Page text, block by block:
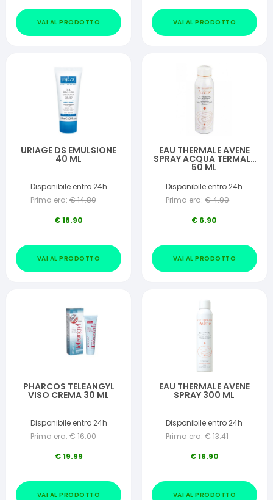
VAI AL PRODOTTO VAI AL PRODOTTO
URIAGE DS EMULSIONE
40 ML
Disponibile entro 24h
Prima era: €14.80
€18.90
VAI AL PRODOTTO
EAU THERMALE AVENE
SPRAY ACQUA TERMALE
50 ML
Disponibile entro 24h
Prima era: €4.90
€ 6.90
VAI AL PRODOTTO
PHARCOS TELEANGYL
VISO CREMA 30 ML
Disponibile entro 24h
Prima era: €16.00
€19.99
VAI AL PRODOTTO
EAU THERMALE AVENE
SPRAY 300 ML
Disponibile entro 24h
Prima era: €13.41
€16.90
VAI AL PRODOTTO